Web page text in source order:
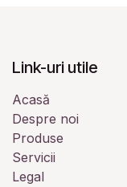
Link-uri utile
Acasă
Despre noi
Produse
Servicii
Legal